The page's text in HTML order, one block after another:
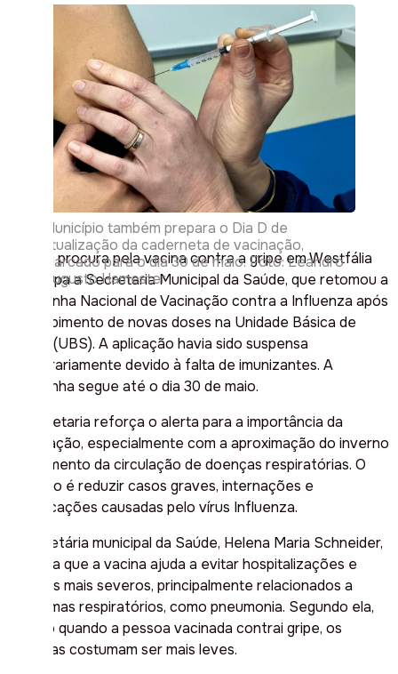
Município também prepara o Dia D de
atualização da caderneta de vacinação,
marcado para o dia 30 de maio. Foto: Leandro
Augusto Hamester
A baixa procura pela vacina contra a gripe emWestfália
preocupa a Secretaria Municipal da Saúde, que retomou a
Campanha Nacional de Vacinação contra a Influenza após
o recebimento de novas doses na Unidade Básica de
Saúde (UBS). A aplicação havia sido suspensa
temporariamente devido à falta de imunizantes. A
campanha segue até o dia 30 de maio.
A Secretaria reforça o alerta para a importância da
imunização, especialmente com a aproximação do inverno
e o aumento da circulação de doenças respiratórias. O
objetivo é reduzir casos graves, internações e
complicações causadas pelo vírus Influenza.
A secretária municipal da Saúde, Helena Maria Schneider,
destaca que a vacina ajuda a evitar hospitalizações e
quadros mais severos, principalmente relacionados a
problemas respiratórios, como pneumonia. Segundo ela,
mesmo quando a pessoa vacinada contrai gripe, os
sintomas costumam ser mais leves.